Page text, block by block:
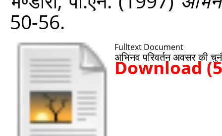
50-56.
Fulltext Document
अभिनव परिवर्तन अवसर की
Download